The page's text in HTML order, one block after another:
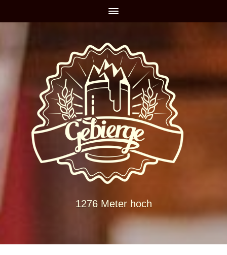
1276 Meter hoch